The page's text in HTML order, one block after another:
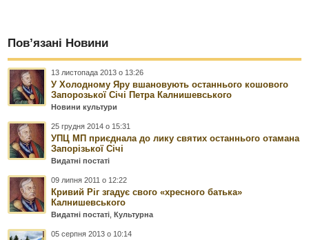
Пов’язані Новини
13 листопада 2013 о 13:26
У Холодному Яру вшановують останнього кошового
Запорозької Січі Петра Калнишевського
Новини культури
25 грудня 2014 о 15:31
УПЦ МП приєднала до лику святих останнього отамана
Запорізької Січі
Видатні постаті
09 липня 2011 о 12:22
Кривий Ріг згадує свого «хресного батька»
Калнишевського
Видатні постаті ,Культурна
05 серпня 2013 о 10:14